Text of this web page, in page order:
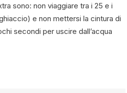
sono: non viaggiare tra i 25 e i
e non mettersi la cintura di
secondi per uscire dall’acqua